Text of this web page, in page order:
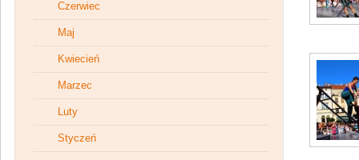
Czerwiec
Maj
Kwiecień
Marzec
Luty
Styczeń